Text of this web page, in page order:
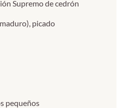
Supremo de cedrón
picado
pequeños